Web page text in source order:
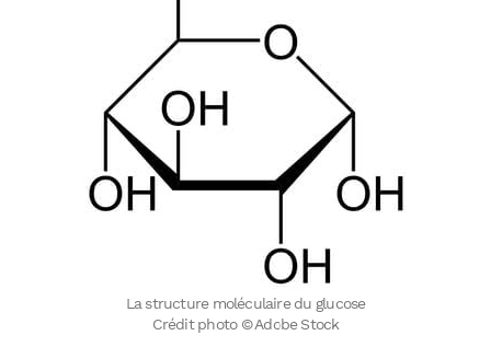
La structure moléculaire du glucose
Crédit photo © Adobe Stock